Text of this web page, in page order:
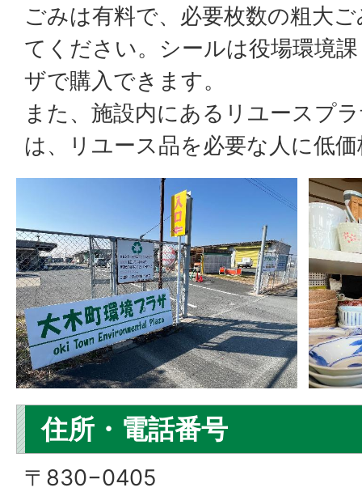
ごみは有料で、必要枚数の粗大
てください。シールは役場環境
ザで購入できます。
また、施設内にあるリユースプ
は、リユース品を必要な人に低
住所・電話番号
〒830−0405